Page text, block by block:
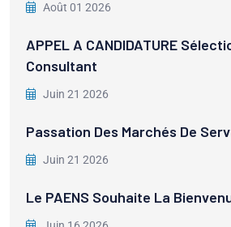
Août 01 2026
APPEL A CANDIDATURE
Consultant
Juin 21 2026
Passation Des Marchés De
Juin 21 2026
Le PAENS Souhaite La